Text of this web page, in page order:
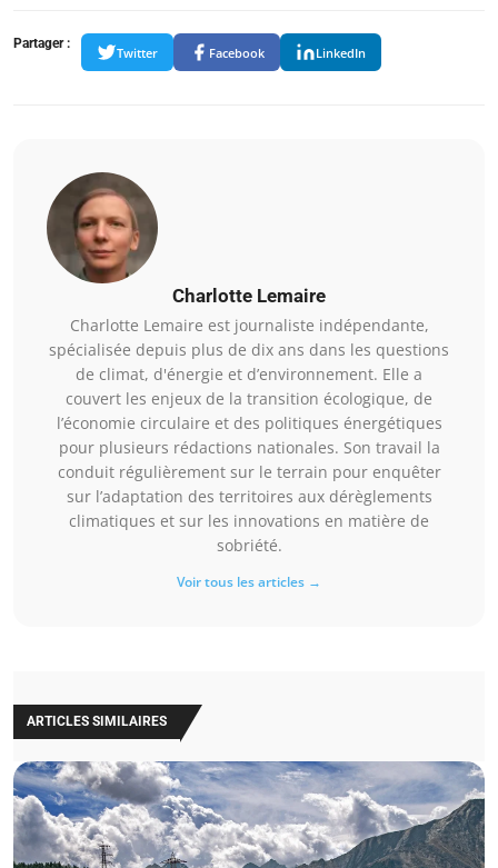
Partager :
Twitter Facebook LinkedIn
Charlotte Lemaire
Charlotte Lemaire est journaliste indépendante,
spécialisée depuis plus de dix ans dans les questions
de climat, d'énergie et d’environnement. Elle a
couvert les enjeux de la transition écologique, de
l’économie circulaire et des politiques énergétiques
pour plusieurs rédactions nationales. Son travail la
conduit régulièrement sur le terrain pour enquêter
sur l’adaptation des territoires aux dérèglements
climatiques et sur les innovations en matière de
sobriété.
Voir tous les articles →
ARTICLES SIMILAIRES